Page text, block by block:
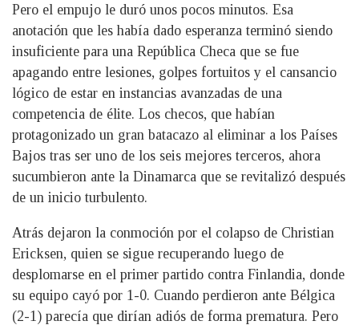
Pero el empujo le duró unos pocos minutos. Esa
anotación que les había dado esperanza terminó siendo
insuficiente para una República Checa que se fue
apagando entre lesiones, golpes fortuitos y el cansancio
lógico de estar en instancias avanzadas de una
competencia de élite. Los checos, que habían
protagonizado un gran batacazo al eliminar a los Países
Bajos tras ser uno de los seis mejores terceros, ahora
sucumbieron ante la Dinamarca que se revitalizó después
de un inicio turbulento.
Atrás dejaron la conmoción por el colapso de Christian
Ericksen, quien se sigue recuperando luego de
desplomarse en el primer partido contra Finlandia, donde
su equipo cayó por 1-0. Cuando perdieron ante Bélgica
(2-1) parecía que dirían adiós de forma prematura. Pero